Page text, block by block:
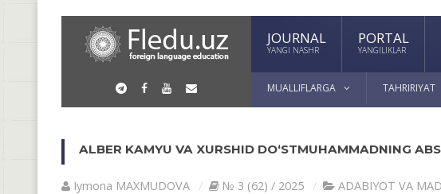
JOURNAL
YANGI NASHR
PORTAL
YANGILIKLAR
MUALLIFLARGA TAHRIRIYAT
ALBER KAMYU VA XURSHID DO‘STMUHAMMADNING
Iymona MAXMUDOVA № 3 (62) / 2025 АDАBIYOT VА